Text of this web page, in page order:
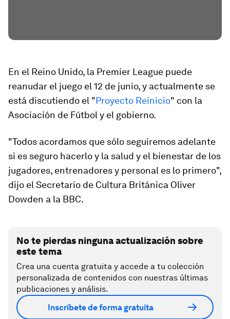
En el Reino Unido, la Premier League puede
reanudar el juego el 12 de junio, y actualmente se
está discutiendo el "Proyecto Reinicio" con la
Asociación de Fútbol y el gobierno.
"Todos acordamos que sólo seguiremos adelante
si es seguro hacerlo y la salud y el bienestar de los
jugadores, entrenadores y personal es lo primero",
dijo el Secretario de Cultura Británica Oliver
Dowden a la BBC.
No te pierdas ninguna actualización sobre
este tema
Crea una cuenta gratuita y accede a tu colección
personalizada de contenidos con nuestras últimas
publicaciones y análisis.
Inscríbete de forma gratuita